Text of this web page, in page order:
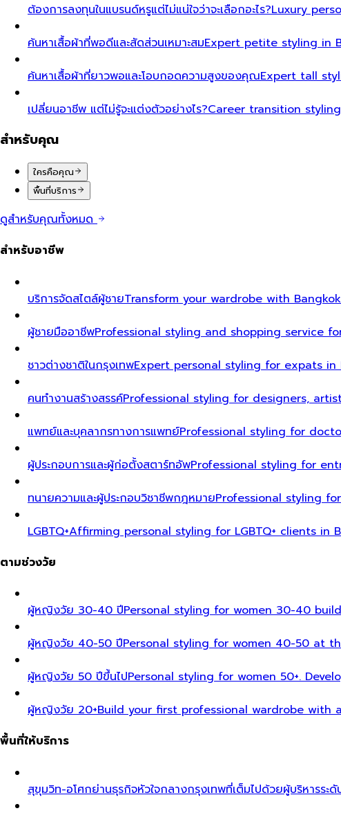
ต้องการลงทุนในแบรนด์หรูแต่ไม่แน่ใจว่าจะเลือกอะไร?Luxury
ค้นหาเสื้อผ้าที่พอดีและสัดส่วนเหมาะสมExpert petite styling in
ค้นหาเสื้อผ้าที่ยาวพอและโอบกอดความสูงของคุณExpert tall
เปลี่ยนอาชีพ แต่ไม่รู้จะแต่งตัวอย่างไร?Career transition
สำหรับคุณ
ใครคือคุณ
พื้นที่บริการ
ดูสำหรับคุณทั้งหมด
สำหรับอาชีพ
บริการจัดสไตล์ผู้ชายTransform your wardrobe with
ผู้ชายมืออาชีพProfessional styling and shopping service
ชาวต่างชาติในกรุงเทพExpert personal styling for expats
คนทำงานสร้างสรรค์Professional styling for designers,
แพทย์และบุคลากรทางการแพทย์Professional styling for
ผู้ประกอบการและผู้ก่อตั้งสตาร์ทอัพProfessional styling for
ทนายความและผู้ประกอบวิชาชีพกฎหมายProfessional styling
LGBTQ+Affirming personal styling for LGBTQ+ clients in
ตามช่วงวัย
ผู้หญิงวัย 30-40 ปีPersonal styling for women 30-40
ผู้หญิงวัย 40-50 ปีPersonal styling for women 40-50 at
ผู้หญิงวัย 50 ปีขึ้นไปPersonal styling for women 50+.
ผู้หญิงวัย 20+Build your first professional wardrobe with
พื้นที่ให้บริการ
สุขุมวิท-อโศกย่านธุรกิจหัวใจกลางกรุงเทพที่เต็มไปด้วยผู้บริหารระ